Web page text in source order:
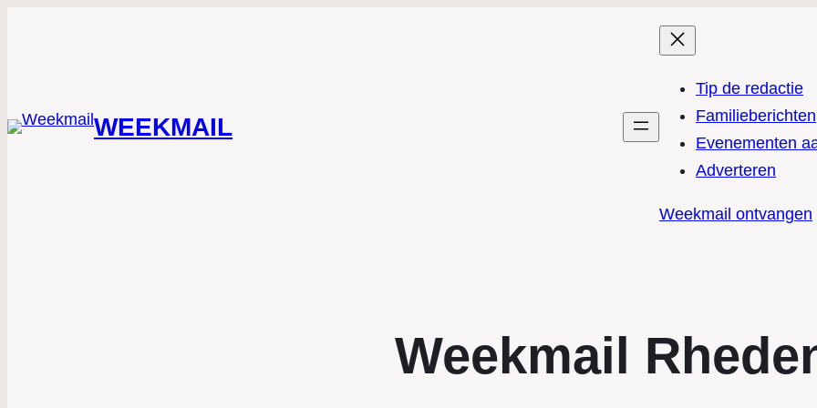
WEEKMAIL
Tip de redactie
Familieberichten
Evenementen
Adverteren
Weekmail ontvangen
Weekmail